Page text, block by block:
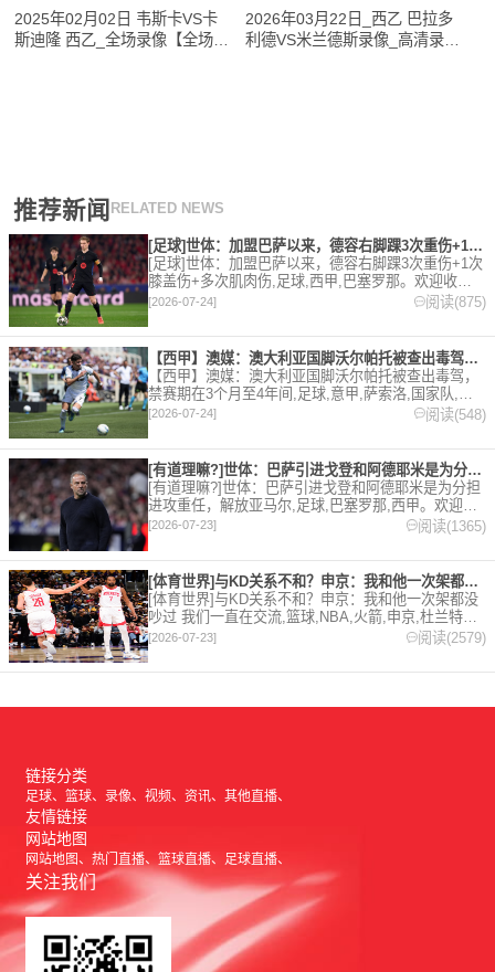
2025年02月02日 韦斯卡VS卡
斯迪隆 西乙_全场录像【全场回
2026年03月22日_西乙 巴拉多
利德VS米兰德斯录像_高清录像
推荐新闻 RELATED NEWS
[足球]世体：加盟巴萨以来，德容右脚踝3次重伤+1次膝盖伤+
[足球]世体：加盟巴萨以来，德容右脚踝3次重伤+1次
膝盖伤+多次肌肉伤,足球,西甲,巴塞罗那。欢迎收藏
本站，24小时为你更新最新的足球，篮球体育资讯。
[2026-07-24] 阅读(875)
【西甲】澳媒：澳大利亚国脚沃尔帕托被查出毒驾，禁赛期在3个月
【西甲】澳媒：澳大利亚国脚沃尔帕托被查出毒驾，
禁赛期在3个月至4年间,足球,意甲,萨索洛,国家队,澳
大利亚,英超,西甲,德甲,法甲,五洲。欢迎收藏本站，
[2026-07-24] 阅读(548)
[有道理嘛?]世体：巴萨引进戈登和阿德耶米是为分担进攻重任，
[有道理嘛?]世体：巴萨引进戈登和阿德耶米是为分担
进攻重任，解放亚马尔,足球,巴塞罗那,西甲。欢迎收
藏本站，24小时为你更新最新的足球，篮球体育资
[2026-07-23] 阅读(1365)
[体育世界]与KD关系不和？申京：我和他一次架都没吵过 我们
[体育世界]与KD关系不和？申京：我和他一次架都没
吵过 我们一直在交流,篮球,NBA,火箭,申京,杜兰特。
欢迎收藏本站，24小时为你更新最新的足球，篮球体
育资讯。
[2026-07-23] 阅读(2579)
链接分类
足球 篮球 录像 视频 资讯 其他直播
友情链接
网站地图
网站地图 热门直播 篮球直播 足球直播
关注我们